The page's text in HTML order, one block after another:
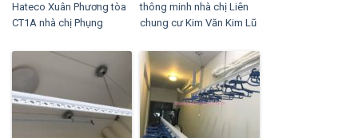
Hateco Xuân Phương tòa
CT1A nhà chị Phụng
thông minh nhà chị Liên
chung cư Kim Văn Kim Lũ